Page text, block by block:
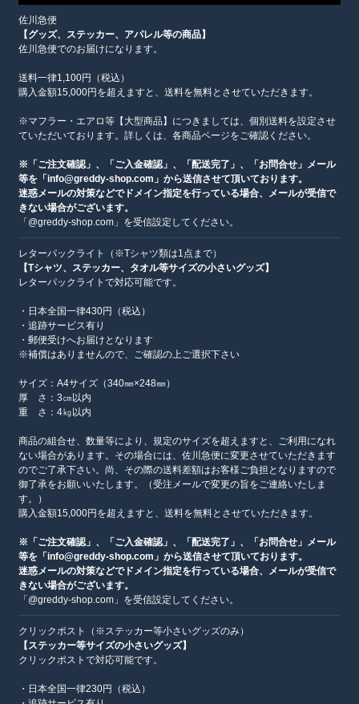
佐川急便
【グッズ、ステッカー、アパレル等の商品】
佐川急便でのお届けになります。
送料一律1,100円（税込）
購入金額15,000円を超えますと、送料を無料とさせていただきます。
※マフラー・エアロ等【大型商品】につきましては、個別送料を設定させ
ていただいております。詳しくは、各商品ページをご確認ください。
※「ご注文確認」、「ご入金確認」、「配送完了」、「お問合せ」メール
等を「info@greddy-shop.com」から送信させて頂いております。
迷惑メールの対策などでドメイン指定を行っている場合、メールが受信で
きない場合がございます。
「@greddy-shop.com」を受信設定してください。
レターパックライト（※Tシャツ類は1点まで）
【Tシャツ、ステッカー、タオル等サイズの小さいグッズ】
レターパックライトで対応可能です。
・日本全国一律430円（税込）
・追跡サービス有り
・郵便受けへお届けとなります
※補償はありませんので、ご確認の上ご選択下さい
サイズ：A4サイズ（340㎜×248㎜）
厚 さ：3㎝以内
重 さ：4㎏以内
商品の組合せ、数量等により、規定のサイズを超えますと、ご利用になれ
ない場合があります。その場合には、佐川急便に変更させていただきます
のでご了承下さい。尚、その際の送料差額はお客様ご負担となりますので
御了承をお願いいたします。（受注メールで変更の旨をご連絡いたしま
す。）
購入金額15,000円を超えますと、送料を無料とさせていただきます。
※「ご注文確認」、「ご入金確認」、「配送完了」、「お問合せ」メール
等を「info@greddy-shop.com」から送信させて頂いております。
迷惑メールの対策などでドメイン指定を行っている場合、メールが受信で
きない場合がございます。
「@greddy-shop.com」を受信設定してください。
クリックポスト（※ステッカー等小さいグッズのみ）
【ステッカー等サイズの小さいグッズ】
クリックポストで対応可能です。
・日本全国一律230円（税込）